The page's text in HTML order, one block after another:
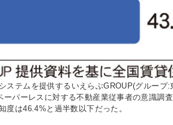
ステムを提供するいえらぶGROUP(グループ:
ーパーレスに対する不動産業従事者の意識調
度は46.4%と過半数以下だった。